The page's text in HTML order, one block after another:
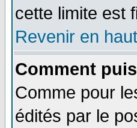
cette limite est
Revenir en haut
Comment
Comme pour
édités par le